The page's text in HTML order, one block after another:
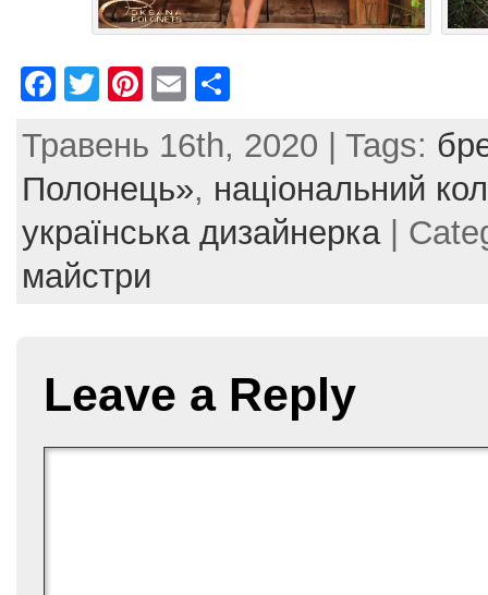
F
c
e
b
o
o
T
itt
er
Pi
er
e
st
E
ai
l
ar
e
Травень 16th, 2020 | Tags:
Полонець», національний
українська дизайнерка|
майстри
Leave a Reply